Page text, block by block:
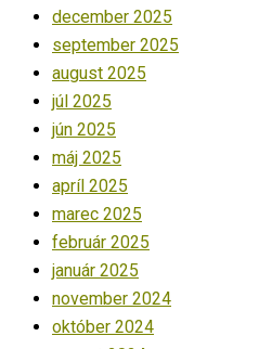
december 2025
september 2025
august 2025
júl 2025
jún 2025
máj 2025
apríl 2025
marec 2025
február 2025
január 2025
november 2024
október 2024